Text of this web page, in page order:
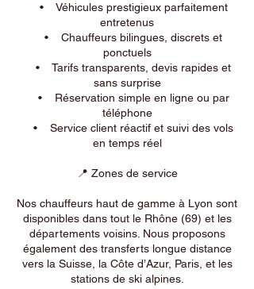
• Véhicules prestigieux parfaitement
entretenus
• Chauffeurs bilingues, discrets et
ponctuels
• Tarifs transparents, devis rapides et
sans surprise
• Réservation simple en ligne ou par
téléphone
• Service client réactif et suivi des vols
en temps réel
📍 Zones de service
Nos chauffeurs haut de gamme à Lyon sont
disponibles dans tout le Rhône (69) et les
départements voisins. Nous proposons
également des transferts longue distance
vers la Suisse, la Côte d’Azur, Paris, et les
stations de ski alpines.